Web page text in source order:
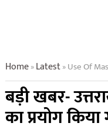
Home»Latest»Use Of
बड़ी खबर-
का प्रयोग किया